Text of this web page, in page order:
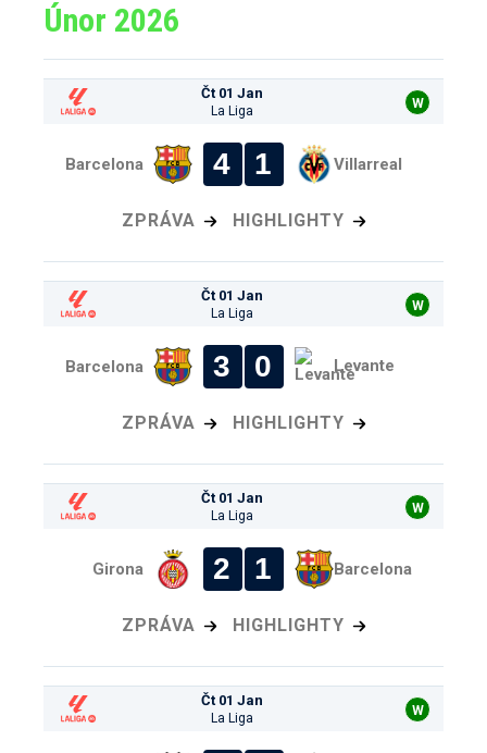
Únor 2026
Čt 01 Jan
La Liga
W
Barcelona 4 1 Villarreal
ZPRÁVA HIGHLIGHTY
Čt 01 Jan
La Liga
W
Barcelona 3 0 Levante
ZPRÁVA HIGHLIGHTY
Čt 01 Jan
La Liga
W
Girona 2 1 Barcelona
ZPRÁVA HIGHLIGHTY
Čt 01 Jan
La Liga
W